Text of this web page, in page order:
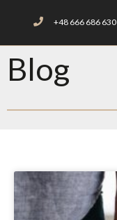
+48 666 686 630
Blog